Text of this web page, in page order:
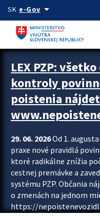
Preskocit na hlavný obsah
SK e-Govarrow_drop_down
Zastavit automatický posun
LEX PZP:
kontroly
poistenia
29. 06. 2026Od 1.
praxe nové pravidlá
ktoré radikálne znížia
cestnej premávke a
systému PZP. Občania
o zmenách na jednom
https://